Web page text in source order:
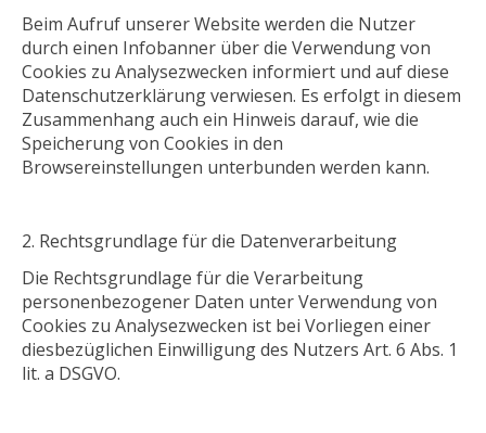
Beim Aufruf unserer Website werden die Nutzer
durch einen Infobanner über die Verwendung von
Cookies zu Analysezwecken informiert und auf diese
Datenschutzerklärung verwiesen. Es erfolgt in diesem
Zusammenhang auch ein Hinweis darauf, wie die
Speicherung von Cookies in den
Browsereinstellungen unterbunden werden kann.
Rechtsgrundlage für die Datenverarbeitung
Die Rechtsgrundlage für die Verarbeitung
personenbezogener Daten unter Verwendung von
Cookies zu Analysezwecken ist bei Vorliegen einer
diesbezüglichen Einwilligung des Nutzers Art. 6 Abs. 1
lit. a DSGVO.